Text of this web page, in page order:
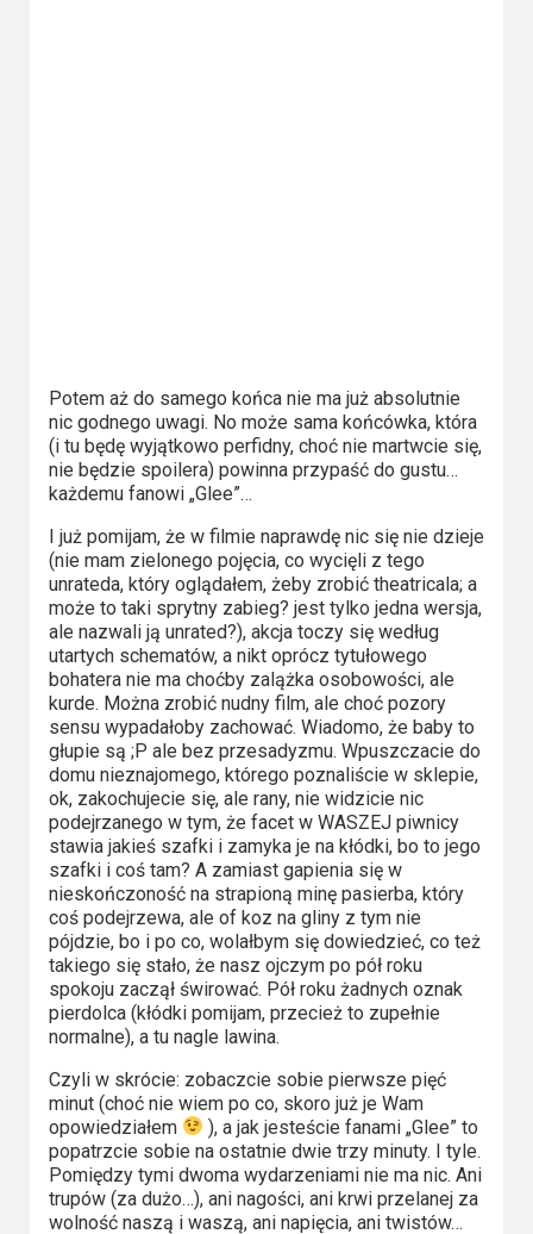
2019
2018
2016
2017
2015
2014
Potem aż do samego końca nie ma już absolutnie
nic godnego uwagi. No może sama końcówka, która
(i tu będę wyjątkowo perfidny, choć nie martwcie się,
nie będzie spoilera) powinna przypaść do gustu…
każdemu fanowi „Glee”…
I już pomijam, że w filmie naprawdę nic się nie dzieje
(nie mam zielonego pojęcia, co wycięli z tego
unrateda, który oglądałem, żeby zrobić theatricala; a
może to taki sprytny zabieg? jest tylko jedna wersja,
ale nazwali ją unrated?), akcja toczy się według
utartych schematów, a nikt oprócz tytułowego
bohatera nie ma choćby zalążka osobowości, ale
kurde. Można zrobić nudny film, ale choć pozory
sensu wypadałoby zachować. Wiadomo, że baby to
głupie są ;P ale bez przesadyzmu. Wpuszczacie do
domu nieznajomego, którego poznaliście w sklepie,
ok, zakochujecie się, ale rany, nie widzicie nic
podejrzanego w tym, że facet w WASZEJ piwnicy
stawia jakieś szafki i zamyka je na kłódki, bo to jego
szafki i coś tam? A zamiast gapienia się w
nieskończoność na strapioną minę pasierba, który
coś podejrzewa, ale of koz na gliny z tym nie
pójdzie, bo i po co, wolałbym się dowiedzieć, co też
takiego się stało, że nasz ojczym po pół roku
spokoju zaczął świrować. Pół roku żadnych oznak
pierdolca (kłódki pomijam, przecież to zupełnie
normalne), a tu nagle lawina.
Czyli w skrócie: zobaczcie sobie pierwsze pięć
minut (choć nie wiem po co, skoro już je Wam
opowiedziałem
), a jak jesteście fanami „Glee” to
popatrzcie sobie na ostatnie dwie trzy minuty. I tyle.
Pomiędzy tymi dwoma wydarzeniami nie ma nic. Ani
trupów (za dużo…), ani nagości, ani krwi przelanej za
wolność naszą i waszą, ani napięcia, ani twistów…